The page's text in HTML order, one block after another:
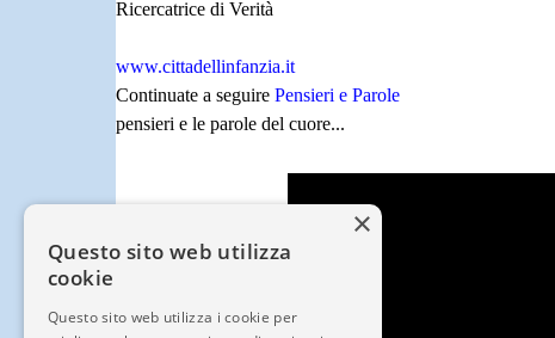
Ricercatrice di Verità
www.cittadellinfanzia.it
Continuate a seguire Pensieri e Parole
pensieri e le parole del cuore...
×
Questo sito web utilizza
cookie
Questo sito web utilizza i cookie per